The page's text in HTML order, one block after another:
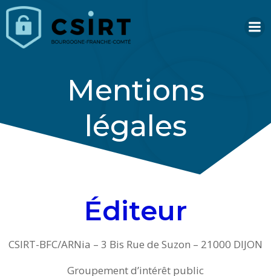
Mentions
légales
Éditeur
CSIRT-BFC/ARNia – 3 Bis Rue de Suzon – 21000 DIJON
Groupement d’intérêt public